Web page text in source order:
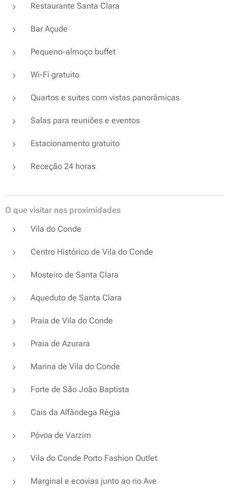
Restaurante Santa Clara
Bar Açude
Pequeno-almoço buffet
Wi-Fi gratuito
Quartos e suites com vistas panorâmicas
Salas para reuniões e eventos
Estacionamento gratuito
Receção 24 horas
O que visitar nas proximidades
Vila do Conde
Centro Histórico de Vila do Conde
Mosteiro de Santa Clara
Aqueduto de Santa Clara
Praia de Vila do Conde
Praia de Azurara
Marina de Vila do Conde
Forte de São João Baptista
Cais da Alfândega Régia
Póvoa de Varzim
Vila do Conde Porto Fashion Outlet
Marginal e ecovias junto ao rio Ave